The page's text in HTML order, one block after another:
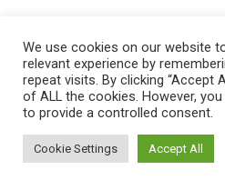
BYSAPPACHAI SRIWONGMANEERAT
24/
DE-UNLOCK-TH,UNCATEGORIZED-TH 0
อบรมหลักสูตร
Unlocking the
We use cookies on our website
relevant experience by
repeat visits. By clicking “Accept
of ALL the cookies. However,
to provide a controlled consent.
Cookie Settings Accept All